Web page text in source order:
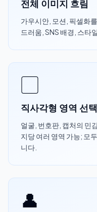
전체 이미지 흐림
가우시안, 모션, 픽셀화
드러움, SNS 배경, 스타
▢
직사각형 영역 선
얼굴, 번호판, 캡처의 민
지당 여러 영역 가능; 모
니다.
👤